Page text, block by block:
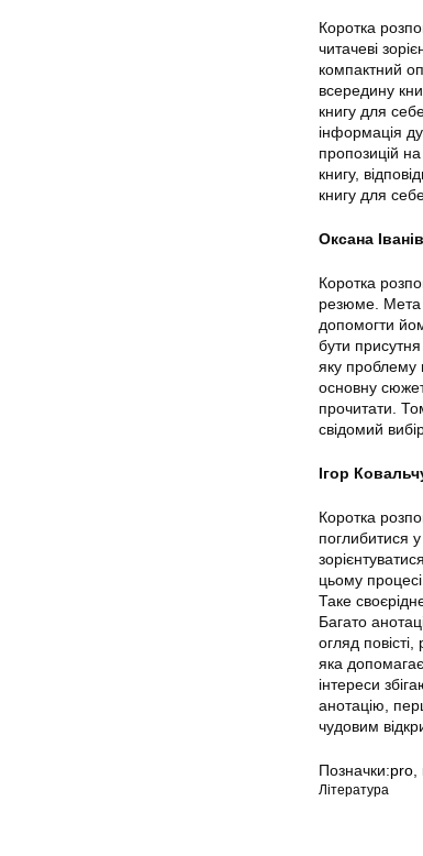
Коротка
читачеві
компактний
всередину
книгу для
інформація
пропозицій
книгу,
книгу для
Оксана
Коротка
резюме. Мета
допомогти
бути
яку проблему
основну
прочитати.
свідомий
Ігор
Коротка
поглибитися
цьому
Таке
Багато
огляд
яка
інтереси
анотацію,
чудовим
Позначки:pro
Література